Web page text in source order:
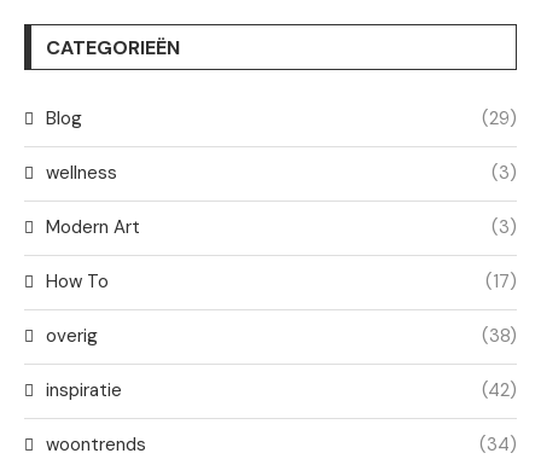
CATEGORIEËN
Blog (29)
wellness (3)
Modern Art (3)
How To (17)
overig (38)
inspiratie (42)
woontrends (34)